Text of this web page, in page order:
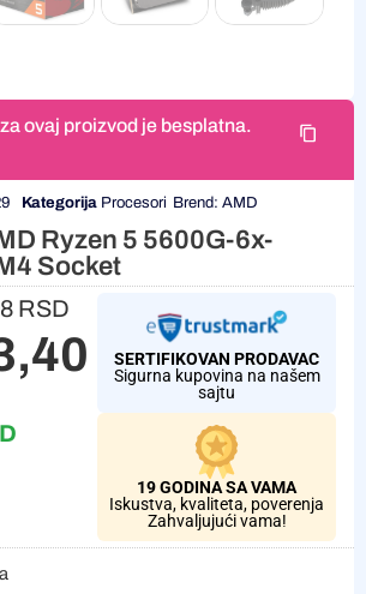
ovaj proizvod je besplatna.
Kategorija Procesori Brend: AMD
Ryzen 5 5600G-6x-
Socket
RSD
RSD
SERTIFIKOVAN PRODAVAC
Sigurna kupovina na našem
sajtu
19 GODINA SA VAMA
Iskustva, kvaliteta, poverenja
Zahvaljujući vama!